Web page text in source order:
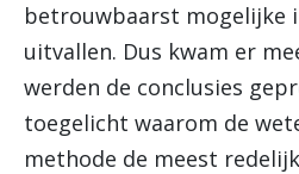
betrouwbaarst mogelijke
uitvallen. Dus kwam er
werden de conclusies
toegelicht waarom de
methode de meest